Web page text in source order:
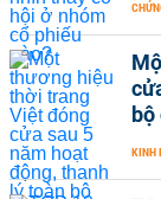
KINH